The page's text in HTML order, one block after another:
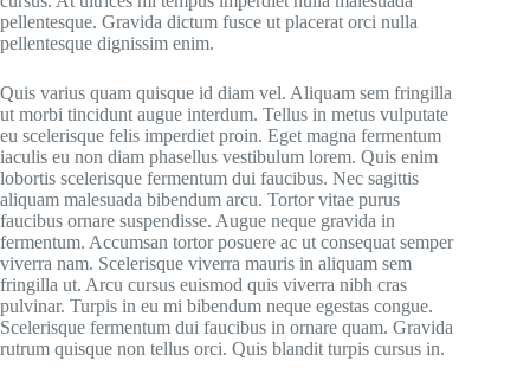
pellentesque. Gravida dictum fusce ut placerat orci nulla
pellentesque dignissim enim.
Quis varius quam quisque id diam vel. Aliquam sem fringilla
ut morbi tincidunt augue interdum. Tellus in metus vulputate
eu scelerisque felis imperdiet proin. Eget magna fermentum
iaculis eu non diam phasellus vestibulum lorem. Quis enim
lobortis scelerisque fermentum dui faucibus. Nec sagittis
aliquam malesuada bibendum arcu. Tortor vitae purus
faucibus ornare suspendisse. Augue neque gravida in
fermentum. Accumsan tortor posuere ac ut consequat semper
viverra nam. Scelerisque viverra mauris in aliquam sem
fringilla ut. Arcu cursus euismod quis viverra nibh cras
pulvinar. Turpis in eu mi bibendum neque egestas congue.
Scelerisque fermentum dui faucibus in ornare quam. Gravida
rutrum quisque non tellus orci. Quis blandit turpis cursus in.